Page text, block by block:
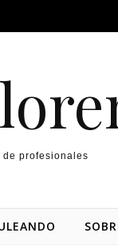
profesionales